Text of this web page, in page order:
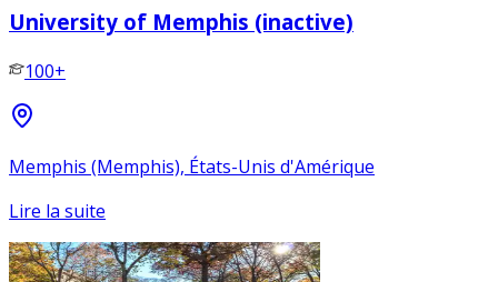
University of Memphis (inactive)
100+
Memphis (Memphis), États-Unis d'Amérique
Lire la suite